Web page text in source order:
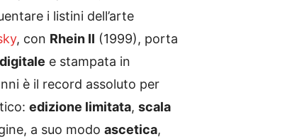
i listini dell’arte
, con Rhein II (1999), porta
e stampata in
è il record assoluto per
edizione limitata, scala
a suo modo ascetica,